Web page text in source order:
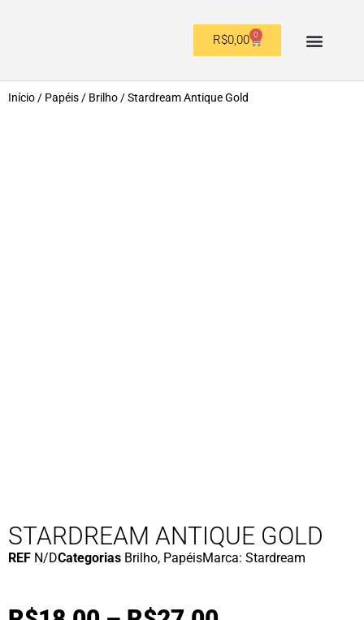
R$0,00 0
Início / Papéis / Brilho / Stardream Antique Gold
STARDREAM ANTIQUE GOLD
REF N/DCategorias Brilho, PapéisMarca: Stardream